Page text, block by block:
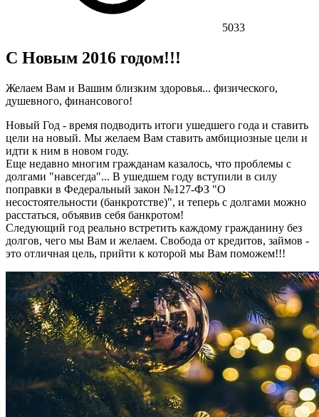
5033
С Новым 2016 годом!!!
Желаем Вам и Вашим близким здоровья... физического,
душевного, финансового!
Новый Год - время подводить итоги ушедшего года и ставить
цели на новый. Мы желаем Вам ставить амбициозные цели и
идти к ним в новом году.
Еще недавно многим гражданам казалось, что проблемы с
долгами "навсегда"... В ушедшем году вступили в силу
поправки в Федеральный закон №127-ФЗ "О
несостоятельности (банкротстве)", и теперь с долгами можно
расстаться, объявив себя банкротом!
Следующий год реально встретить каждому гражданину без
долгов, чего мы Вам и желаем. Свобода от кредитов, займов -
это отличная цель, прийти к которой мы Вам поможем!!!